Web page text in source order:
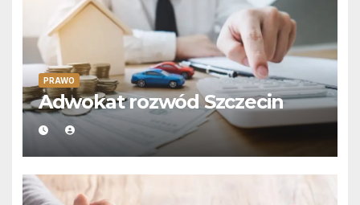
PRAWO
Adwokat rozwód Szczecin